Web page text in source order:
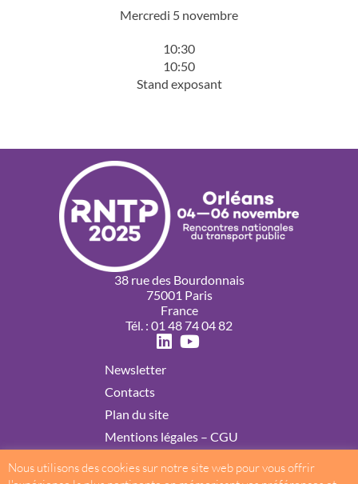
Mercredi 5 novembre
10:30
10:50
Stand exposant
38 rue des Bourdonnais
75001 Paris
France
Tél. : 01 48 74 04 82
Newsletter
Contacts
Plan du site
Mentions légales – CGU
Politique de confidentialité
Nous utilisons des cookies sur notre site web pour vous offrir